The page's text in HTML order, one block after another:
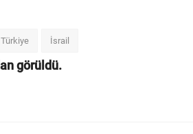
Türkiye İsrail
görüldü.